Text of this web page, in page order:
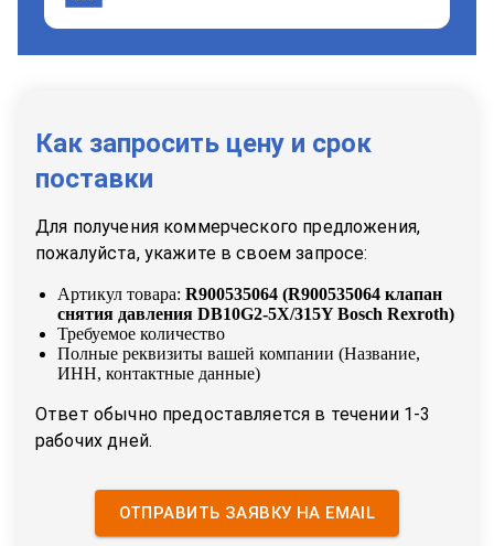
Как запросить цену и срок
поставки
Для получения коммерческого предложения,
пожалуйста, укажите в своем запросе:
Артикул товара: R900535064 (R900535064 клапан
снятия давления DB10G2-5X/315Y Bosch Rexroth)
Требуемое количество
Полные реквизиты вашей компании (Название,
ИНН, контактные данные)
Ответ обычно предоставляется в течении 1-3
рабочих дней.
ОТПРАВИТЬ ЗАЯВКУ НА EMAIL